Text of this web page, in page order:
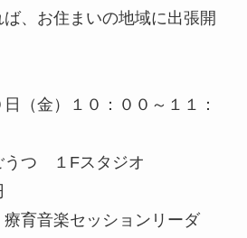
、お住まいの地域に出張開
日（金）１０：００～１１：
うつ １Fスタジオ
育音楽セッションリーダ